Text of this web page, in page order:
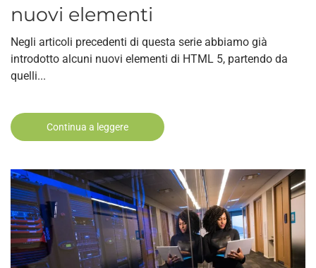
nuovi elementi
Negli articoli precedenti di questa serie abbiamo già
introdotto alcuni nuovi elementi di HTML 5, partendo da
quelli...
Continua a leggere